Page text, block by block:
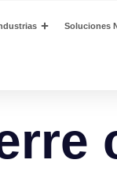
Soluciones